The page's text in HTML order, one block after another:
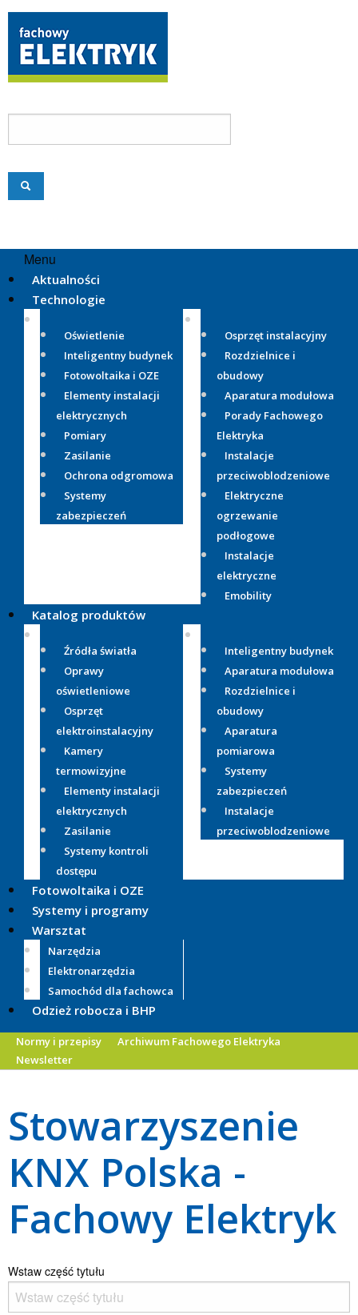
Menu
Aktualności
Technologie
Oświetlenie
Inteligentny budynek
Fotowoltaika i OZE
Elementy instalacji
elektrycznych
Pomiary
Zasilanie
Ochrona odgromowa
Systemy
zabezpieczeń
Osprzęt instalacyjny
Rozdzielnice i
obudowy
Aparatura modułowa
Porady Fachowego
Elektryka
Instalacje
przeciwoblodzeniowe
Elektryczne
ogrzewanie
podłogowe
Instalacje
elektryczne
Emobility
Katalog produktów
Źródła światła
Oprawy
oświetleniowe
Osprzęt
elektroinstalacyjny
Kamery
termowizyjne
Elementy instalacji
elektrycznych
Zasilanie
Systemy kontroli
dostępu
Inteligentny budynek
Aparatura modułowa
Rozdzielnice i
obudowy
Aparatura
pomiarowa
Systemy
zabezpieczeń
Instalacje
przeciwoblodzeniowe
Fotowoltaika i OZE
Systemy i programy
Warsztat
Narzędzia
Elektronarzędzia
Samochód dla fachowca
Odzież robocza i BHP
Normy i przepisy
Archiwum Fachowego Elektryka
Newsletter
Stowarzyszenie
KNX Polska -
Fachowy Elektryk
Wstaw część tytułu